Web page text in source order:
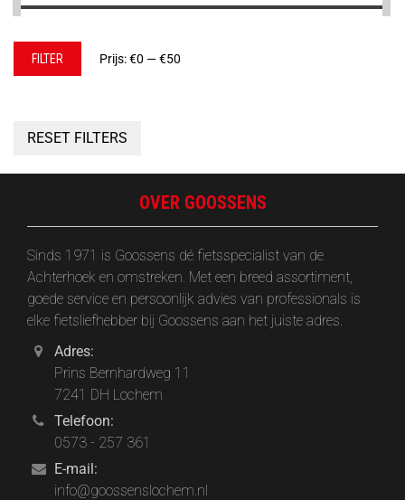
Min.
Max.FILTER Prijs:€0 —€50
RESET FILTERS
OVER GOOSSENS
Sinds 1971 is Goossens dé fietsspecialist van de
Achterhoek en omstreken. Met een breed assortiment,
goede service en persoonlijk advies van professionals is
elke fietsliefhebber bij Goossens aan het juiste adres.
Adres:
Prins Bernhardweg 11
7241 DH Lochem
Telefoon:
0573 - 257 361
E-mail:
info@goossenslochem.nl